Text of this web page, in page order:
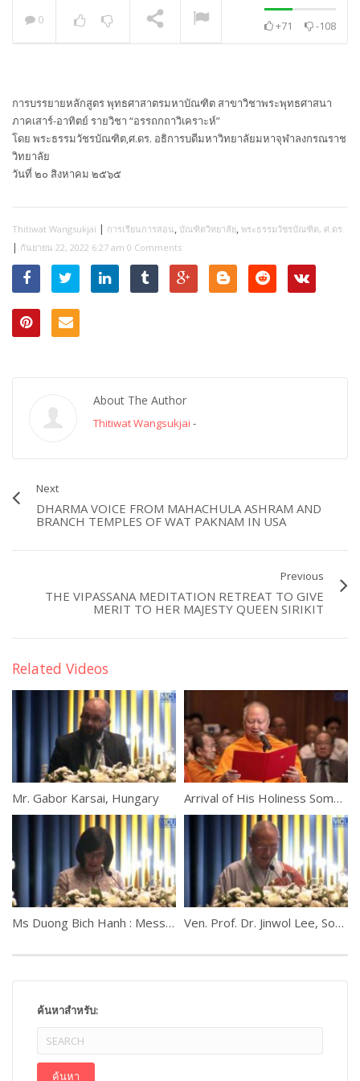
0 +71 -108
การบรรยายหลักสูตร พุทธศาสาตรมหาบัณฑิต สาขาวิชาพระพุทธศาสนา
ภาคเสาร์-อาทิตย์ รายวิชา “อรรถกถาวิเคราะห์”
โดย พระธรรมวัชรบัณฑิต,ศ.ดร. อธิการบดีมหาวิทยาลัยมหาจุฬาลงกรณราช
วิทยาลัย
วันที่ ๒๐ สิงหาคม ๒๕๖๕
Thitiwat Wangsukjai | การเรียนการสอน, บัณฑิตวิทยาลัย, พระธรรมวัชรบัณฑิต, ศ.ดร.
| กันยายน 22, 2022 6:27 am 0 Comments
About The Author
Thitiwat Wangsukjai -
Next
DHARMA VOICE FROM MAHACHULA ASHRAM AND
BRANCH TEMPLES OF WAT PAKNAM IN USA
Previous
THE VIPASSANA MEDITATION RETREAT TO GIVE
MERIT TO HER MAJESTY QUEEN SIRIKIT
Related Videos
Mr. Gabor Karsai, Hungary Arrival of His Holiness Somdet Phra Ariyavangsagatayana
Ms Duong Bich Hanh : Message from H.E. Audrey Azoulay, Director-General of UNESCO Ven. Prof. Dr. Jinwol Lee, South Korea
ค้นหาสำหรับ: